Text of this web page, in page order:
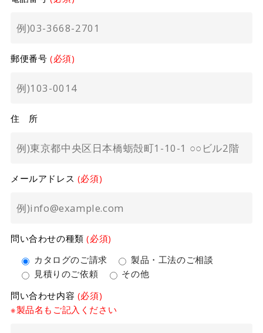
郵便番号 (必須)
住 所
メールアドレス (必須)
問い合わせの種類(必須)
カタログのご請求
製品・工法のご相談
見積りのご依頼
その他
問い合わせ内容 (必須)
※製品名もご記入ください